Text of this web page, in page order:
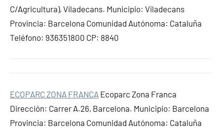
C/Agricultura), Viladecans. Municipio: Viladecans
Provincia: Barcelona Comunidad Autónoma: Cataluña
Teléfono: 936351800 CP: 8840
ECOPARC ZONA FRANCA Ecoparc Zona Franca
Dirección: Carrer A.26, Barcelona. Municipio: Barcelona
Provincia: Barcelona Comunidad Autónoma: Cataluña